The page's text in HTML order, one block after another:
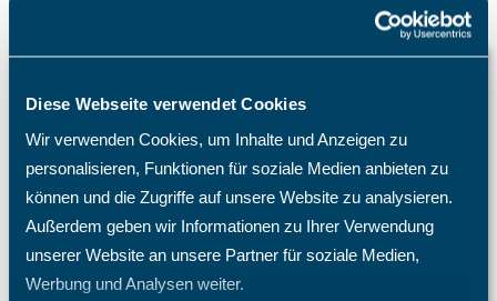
Diese Webseite verwendet Cookies
Wir verwenden Cookies, um Inhalte und Anzeigen zu
personalisieren, Funktionen für soziale Medien anbieten zu
können und die Zugriffe auf unsere Website zu analysieren.
Außerdem geben wir Informationen zu Ihrer Verwendung
unserer Website an unsere Partner für soziale Medien,
Werbung und Analysen weiter.
Wissensdatenbank
Projektcontrolling
Projektmanagement Enterprise
Projektzeiterfassung
Sales Pipeline